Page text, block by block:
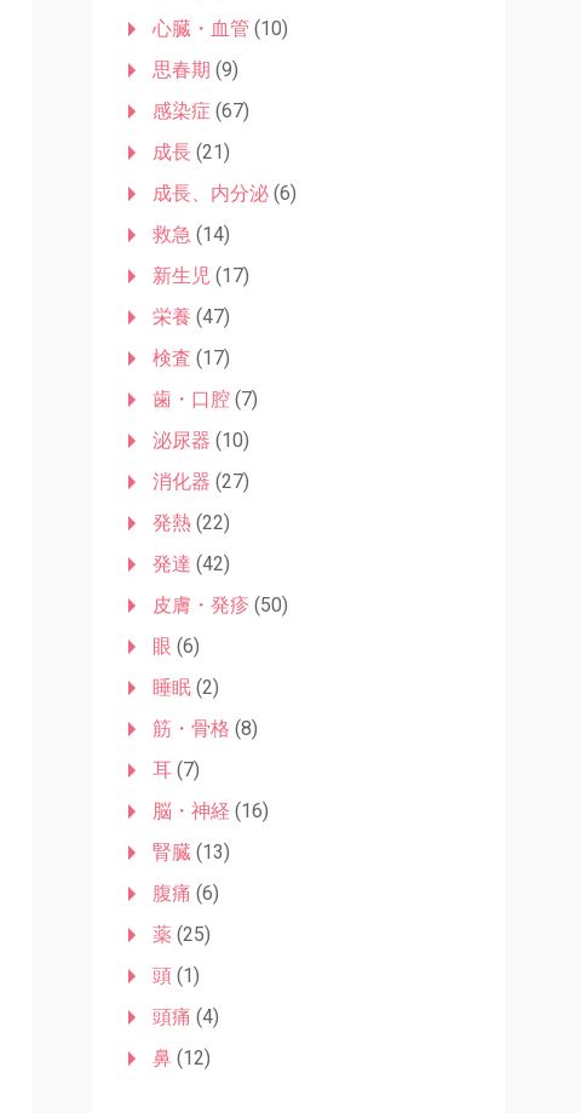
心臓・血管 (10)
思春期 (9)
感染症 (67)
成長(21)
成長、内分泌(6)
救急 (14)
新生児 (17)
栄養 (47)
検査 (17)
歯・口腔(7)
泌尿器 (10)
消化器 (27)
発熱(22)
発達 (42)
皮膚・発疹 (50)
眼 (6)
睡眠(2)
筋・骨格 (8)
耳(7)
脳・神経 (16)
腎臓 (13)
腹痛 (6)
薬(25)
頭(1)
頭痛 (4)
鼻(12)